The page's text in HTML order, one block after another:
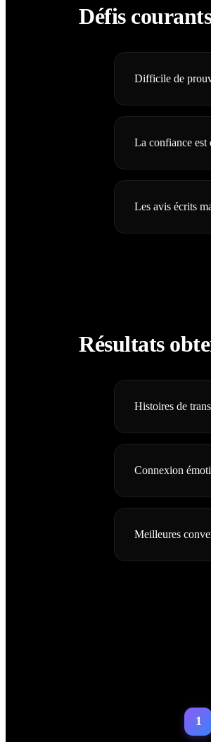
Défis
Difficile de
La confiance est
Les avis écrits
Résultats
Histoires de
Connexion
Meilleures